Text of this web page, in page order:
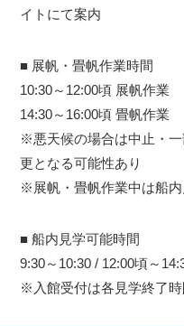
イトにて案内
■ 展帆・畳帆作業時間
10:30～12:00頃 展帆作業
14:30～16:00頃 畳帆作業
※悪天候の場合は中止・
更となる可能性あり
※展帆・畳帆作業中は船
■ 船内見学可能時間
9:30～10:30 / 12:00頃～
※入館受付は各見学終了